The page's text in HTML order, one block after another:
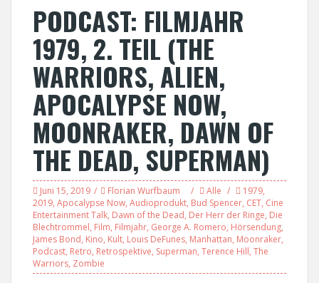
PODCAST: FILMJAHR
1979, 2. TEIL (THE
WARRIORS, ALIEN,
APOCALYPSE NOW,
MOONRAKER, DAWN OF
THE DEAD, SUPERMAN)
Juni 15, 2019 Florian Wurfbaum Alle 1979,
2019, Apocalypse Now, Audioprodukt, Bud Spencer, CET, Cine
Entertainment Talk, Dawn of the Dead, Der Herr der Ringe, Die
Blechtrommel, Film, Filmjahr, George A. Romero, Hörsendung,
James Bond, Kino, Kult, Louis DeFunes, Manhattan, Moonraker,
Podcast, Retro, Retrospektive, Superman, Terence Hill, The
Warriors, Zombie